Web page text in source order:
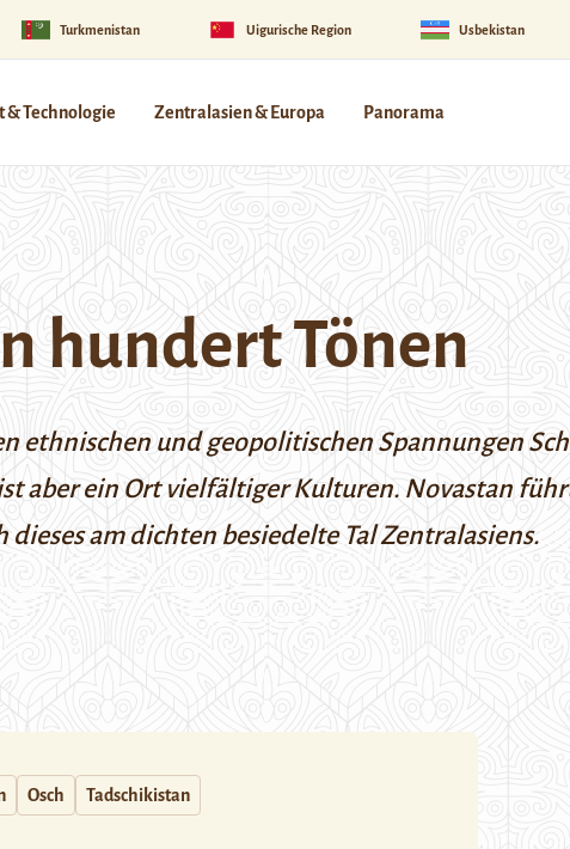
Turkmenistan Uigurische Region Usbekistan
& Technologie Zentralasien & Europa Panorama
hundert Tönen
ethnischen und geopolitischen Spannungen
aber ein Ort vielfältiger Kulturen. Novastan
diesesam dichten besiedelteTal Zentralasiens.
Osch Tadschikistan